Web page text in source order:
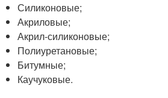
Силиконовые;
Акриловые;
Акрил-силиконовые;
Полиуретановые;
Битумные;
Каучуковые.